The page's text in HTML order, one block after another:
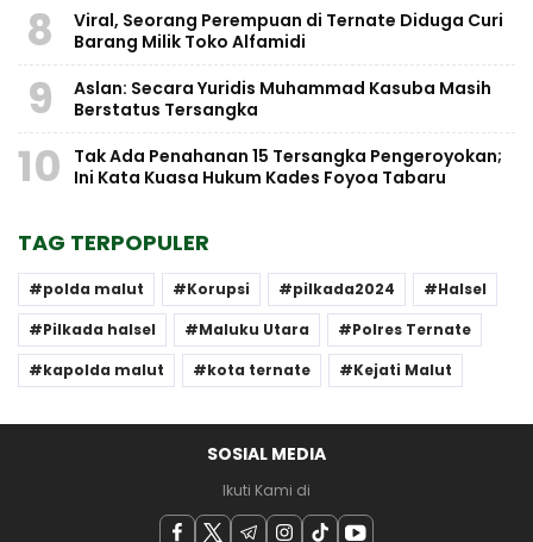
8
Viral, Seorang Perempuan di Ternate Diduga Curi
Barang Milik Toko Alfamidi
9
Aslan: Secara Yuridis Muhammad Kasuba Masih
Berstatus Tersangka
10
Tak Ada Penahanan 15 Tersangka Pengeroyokan;
Ini Kata Kuasa Hukum Kades Foyoa Tabaru
TAG TERPOPULER
polda malut Korupsi pilkada2024
Halsel
Pilkada halsel
Maluku Utara
Polres Ternate
kapolda malut
kota ternate Kejati Malut
SOSIAL MEDIA
Ikuti Kami di